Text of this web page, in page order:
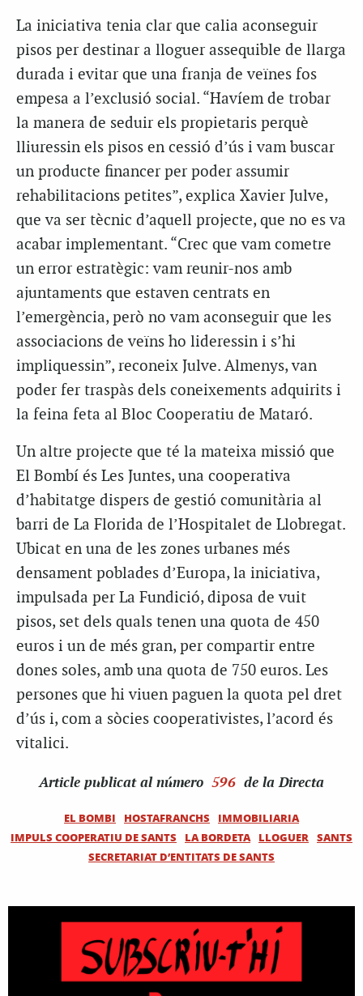
La iniciativa tenia clar que calia aconseguir
pisos per destinar a lloguer assequible de llarga
durada i evitar que una franja de veïnes fos
empesa a l’exclusió social. “Havíem de trobar
la manera de seduir els propietaris perquè
lliuressin els pisos en cessió d’ús i vam buscar
un producte financer per poder assumir
rehabilitacions petites”, explica Xavier Julve,
que va ser tècnic d’aquell projecte, que no es va
acabar implementant. “Crec que vam cometre
un error estratègic: vam reunir-nos amb
ajuntaments que estaven centrats en
l’emergència, però no vam aconseguir que les
associacions de veïns ho lideressin i s’hi
impliquessin”, reconeix Julve. Almenys, van
poder fer traspàs dels coneixements adquirits i
la feina feta al Bloc Cooperatiu de Mataró.
Un altre projecte que té la mateixa missió que
El Bombí és Les Juntes, una cooperativa
d’habitatge dispers de gestió comunitària al
barri de La Florida de l’Hospitalet de Llobregat.
Ubicat en una de les zones urbanes més
densament poblades d’Europa, la iniciativa,
impulsada per La Fundició, diposa de vuit
pisos, set dels quals tenen una quota de 450
euros i un de més gran, per compartir entre
dones soles, amb una quota de 750 euros. Les
persones que hi viuen paguen la quota pel dret
d’ús i, com a sòcies cooperativistes, l’acord és
vitalici.
Article publicat al número 596 de la Directa
EL BOMBI HOSTAFRANCHS
IMMOBILIARIA
IMPULS COOPERATIU DE SANTS
LA BORDETA LLOGUER SANTS
SECRETARIAT D’ENTITATS DE SANTS